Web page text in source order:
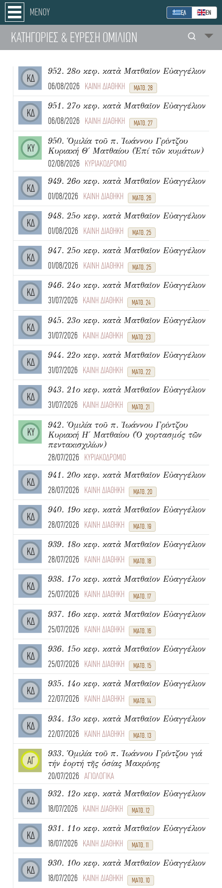
ΜΕΝΟΥ ΕΛ ΕΝ
ΚΑΤΗΓΟΡΙΕΣ & ΕΥΡΕΣΗ ΟΜΙΛΙΩΝ
ΚΔ
952. 28ο κεφ. κατὰ Ματθαῖον Εὐαγγέλιον
06/08/2026 ΚΑΙΝΗ ΔΙΑΘΗΚΗ ΜΑΤΘ. 28
ΚΔ
951. 27ο κεφ. κατὰ Ματθαῖον Εὐαγγέλιον
06/08/2026 ΚΑΙΝΗ ΔΙΑΘΗΚΗ ΜΑΤΘ. 27
ΚΥ
950. Ὁμιλία τοῦ π. Ἰωάννου Γρίντζου
Κυριακή Θ΄ Ματθαίου (Ἐπί τῶν κυμάτων)
02/08/2026 ΚΥΡΙΑΚΟΔΡΟΜΙΟ
ΚΔ
949. 26ο κεφ. κατὰ Ματθαῖον Εὐαγγέλιον
01/08/2026 ΚΑΙΝΗ ΔΙΑΘΗΚΗ ΜΑΤΘ. 26
ΚΔ
948. 25ο κεφ. κατὰ Ματθαῖον Εὐαγγέλιον
01/08/2026 ΚΑΙΝΗ ΔΙΑΘΗΚΗ ΜΑΤΘ. 25
ΚΔ
947. 25ο κεφ. κατὰ Ματθαῖον Εὐαγγέλιον
01/08/2026 ΚΑΙΝΗ ΔΙΑΘΗΚΗ ΜΑΤΘ. 25
ΚΔ
946. 24ο κεφ. κατὰ Ματθαῖον Εὐαγγέλιον
31/07/2026 ΚΑΙΝΗ ΔΙΑΘΗΚΗ ΜΑΤΘ. 24
ΚΔ
945. 23ο κεφ. κατὰ Ματθαῖον Εὐαγγέλιον
31/07/2026 ΚΑΙΝΗ ΔΙΑΘΗΚΗ ΜΑΤΘ. 23
ΚΔ
944. 22ο κεφ. κατὰ Ματθαῖον Εὐαγγέλιον
31/07/2026 ΚΑΙΝΗ ΔΙΑΘΗΚΗ ΜΑΤΘ. 22
ΚΔ
943. 21ο κεφ. κατὰ Ματθαῖον Εὐαγγέλιον
31/07/2026 ΚΑΙΝΗ ΔΙΑΘΗΚΗ ΜΑΤΘ. 21
ΚΥ
942. Ὁμιλία τοῦ π. Ἰωάννου Γρίντζου
Κυριακή Η΄ Ματθαίου (Ὁ χορτασμός τῶν
πεντακισχιλίων)
28/07/2026 ΚΥΡΙΑΚΟΔΡΟΜΙΟ
ΚΔ
941. 20ο κεφ. κατὰ Ματθαῖον Εὐαγγέλιον
28/07/2026 ΚΑΙΝΗ ΔΙΑΘΗΚΗ ΜΑΤΘ. 20
ΚΔ
940. 19ο κεφ. κατὰ Ματθαῖον Εὐαγγέλιον
28/07/2026 ΚΑΙΝΗ ΔΙΑΘΗΚΗ ΜΑΤΘ. 19
ΚΔ
939. 18ο κεφ. κατὰ Ματθαῖον Εὐαγγέλιον
28/07/2026 ΚΑΙΝΗ ΔΙΑΘΗΚΗ ΜΑΤΘ. 18
ΚΔ
938. 17ο κεφ. κατὰ Ματθαῖον Εὐαγγέλιον
25/07/2026 ΚΑΙΝΗ ΔΙΑΘΗΚΗ ΜΑΤΘ. 17
ΚΔ
937. 16ο κεφ. κατὰ Ματθαῖον Εὐαγγέλιον
25/07/2026 ΚΑΙΝΗ ΔΙΑΘΗΚΗ ΜΑΤΘ. 16
ΚΔ
936. 15ο κεφ. κατὰ Ματθαῖον Εὐαγγέλιον
25/07/2026 ΚΑΙΝΗ ΔΙΑΘΗΚΗ ΜΑΤΘ. 15
ΚΔ
935. 14ο κεφ. κατὰ Ματθαῖον Εὐαγγέλιον
22/07/2026 ΚΑΙΝΗ ΔΙΑΘΗΚΗ ΜΑΤΘ. 14
ΚΔ
934. 13ο κεφ. κατὰ Ματθαῖον Εὐαγγέλιον
22/07/2026 ΚΑΙΝΗ ΔΙΑΘΗΚΗ ΜΑΤΘ. 13
ΑΓ
933. Ὁμιλία τοῦ π. Ἰωάννου Γρίντζου γιά
τήν ἑορτή τῆς ὁσίας Μακρίνης
20/07/2026 ΑΓΙΟΛΟΓΙΚΑ
ΚΔ
932. 12ο κεφ. κατὰ Ματθαῖον Εὐαγγέλιον
18/07/2026 ΚΑΙΝΗ ΔΙΑΘΗΚΗ ΜΑΤΘ. 12
ΚΔ
931. 11ο κεφ. κατὰ Ματθαῖον Εὐαγγέλιον
18/07/2026 ΚΑΙΝΗ ΔΙΑΘΗΚΗ ΜΑΤΘ. 11
ΚΔ
930. 10ο κεφ. κατὰ Ματθαῖον Εὐαγγέλιον
18/07/2026 ΚΑΙΝΗ ΔΙΑΘΗΚΗ ΜΑΤΘ. 10